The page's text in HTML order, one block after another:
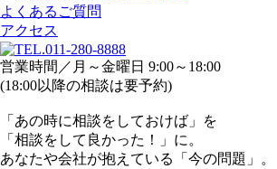
よくあるご質問
アクセス
営業時間／月～金曜日 9:00～18:00
(18:00以降の相談は要予約)
「あの時に相談をしておけば」を
「相談をして良かった！」に。
あなたや会社が抱えている「今の問題」。